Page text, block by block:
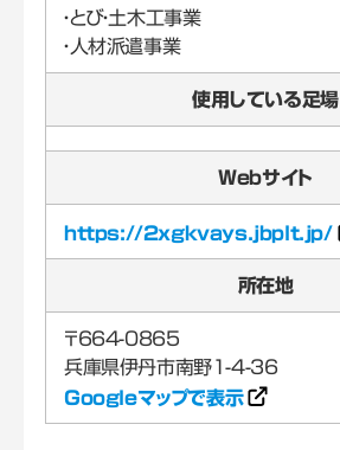
・とび・土木工事業
・人材派遣事業
使用している足場
Webサイト
https://2xgkvays.jbplt.jp/
所在地
〒664-0865
Googleマップで表示